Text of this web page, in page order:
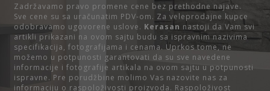
Zadržavamo pravo promene cene bez prethodne najave.
Sve cene su sa uračunatim PDV-om. Za veleprodajne kupce
odobravamo ugovorene uslove. Kerasan nastoji da Vam svi
artikli prikazani na ovom sajtu budu sa ispravnim nazivima
specifikacija, fotografijama i cenama. Uprkos tome, ne
možemo u potpunosti garantovati da su sve navedene
informacije i fotografije artikala na ovom sajtu u potpunosti
ispravne. Pre porudžbine molimo Vas nazovite nas za
informaciju o raspoloživosti proizvoda. Raspoloživost